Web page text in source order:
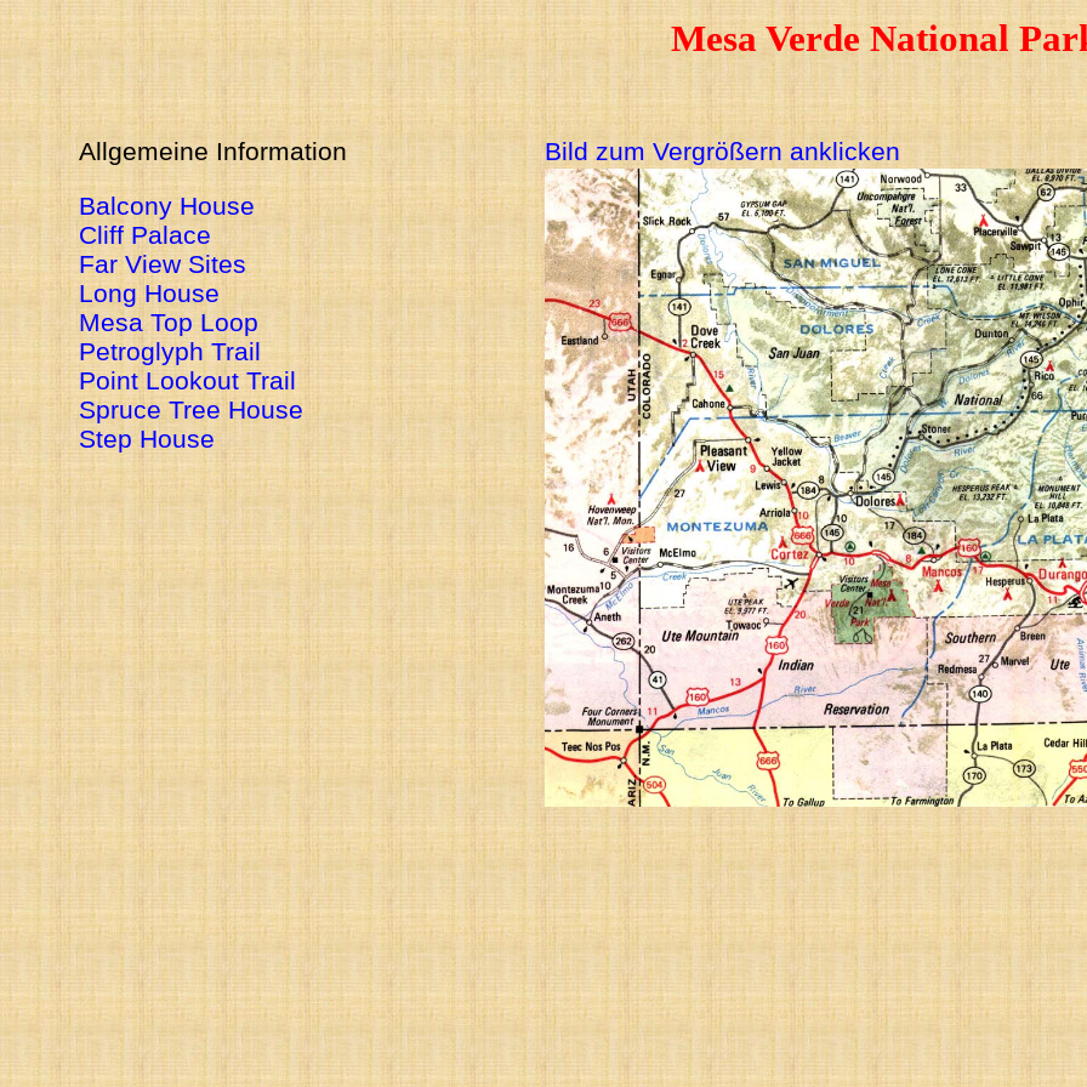
Mesa Verde National
Allgemeine Information
Balcony House
Cliff Palace
Far View Sites
Long House
Mesa Top Loop
Petroglyph Trail
Point Lookout Trail
Spruce Tree House
Step House
Bild zum Vergrößern anklicken